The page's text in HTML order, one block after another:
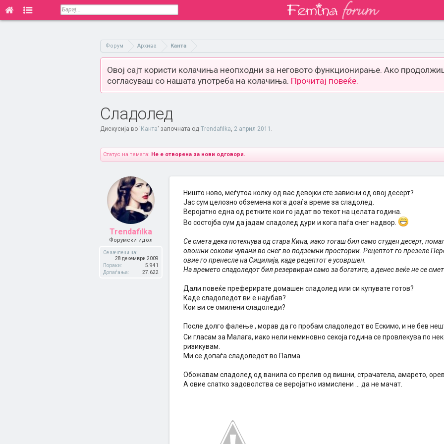
Форум Архива Канта
Овој сајт користи колачиња неопходни за неговото функционирање. Ако
согласуваш со нашата употреба на колачиња. Прочитај повеќе.
Сладолед
Дискусија во ' Канта' започната од Trendafilka, 2 април 2011 .
Статус на темата: Не е отворена за нови одговори.
Trendafilka
Форумски идол
Се зачлени на:
28 декември 2009
Пораки:
5.941
Допаѓања:
27.622
Ништо ново, меѓутоа колку од вас девојки сте зависни од овој десерт?
Јас сум целозно обземена кога доаѓа време за сладолед.
Веројатно една од ретките кои го јадат во текот на целата година.
Во состојба сум да јадам сладолед дури и кога паѓа снег надвор.
Се смета дека потекнува од стара Кина, иако тогаш бил само студен десерт,
овошни сокови чувани во снег во подземни простории. Рецептот го презеле
овие го пренесле на Сицилија, каде рецептот е усовршен.
На времето сладоледот бил резервиран само за богатите, а денес веќе не се
Дали повеќе преферирате домашен сладолед или си купувате готов?
Каде сладоледот ви е најубав?
Кои ви се омилени сладоледи?
После долго фалење , морав да го пробам сладоледот во Ескимо, и не бев
Си гласам за Малага, иако нели неминовно секоја година се провлекува по
ризикувам.
Ми се допаѓа сладоледот во Палма.
Обожавам сладолед од ванила со прелив од вишни, страчатела, амарето,
A овие слатко задоволства се веројатно измислени ... да не мачат.